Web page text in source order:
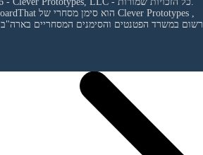
Clever Prototypes ,
ורשום במשרד הפטנטים והסימנים המסחריים בארה"ב